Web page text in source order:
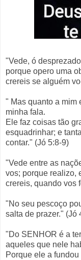
"Vede, ó
porque opero uma
crereis se alguém
" Mas quanto a mim
minha fala.
Ele faz coisas tão
esquadrinhar; e
contar." (Jó 5:8-9)
"Vede entre as
vos; porque realizo,
crereis, quando vos
"No seu pescoço
salta de prazer." (Jó
"Do SENHOR é a
aqueles que nele
Porque ele a